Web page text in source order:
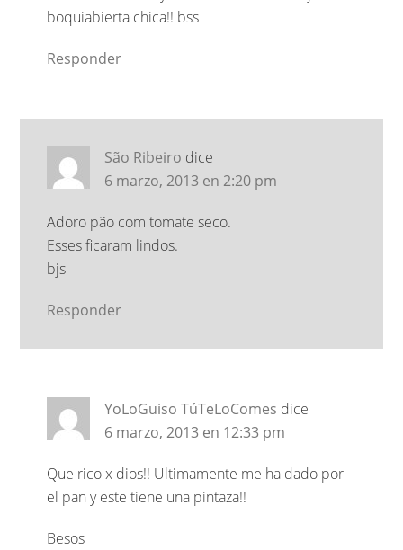
boquiabierta chica!! bss
Responder
São Ribeiro dice
6 marzo, 2013 en 2:20 pm
Adoro pão com tomate seco.
Esses ficaram lindos.
bjs
Responder
YoLoGuiso TúTeLoComes dice
6 marzo, 2013 en 12:33 pm
Que rico x dios!! Ultimamente me ha dado por
el pan y este tiene una pintaza!!
Besos